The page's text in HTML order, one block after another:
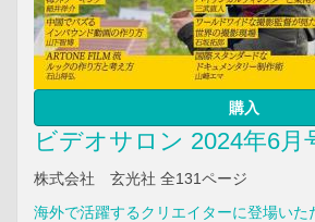
購入
ビデオサロン 2024年6月
株式会社 玄光社 全131ページ
海外で活躍するクリエイターに登場いた